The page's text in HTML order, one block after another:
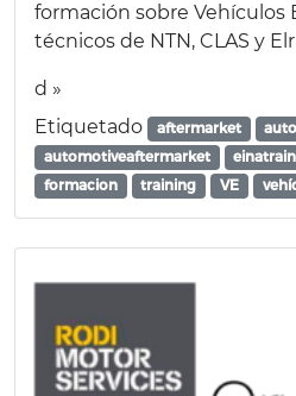
formación sobre Vehículos
técnicos de NTN, CLAS y
d »
Etiquetado
aftermarket
automotiveaftermarket
formacion
training VE